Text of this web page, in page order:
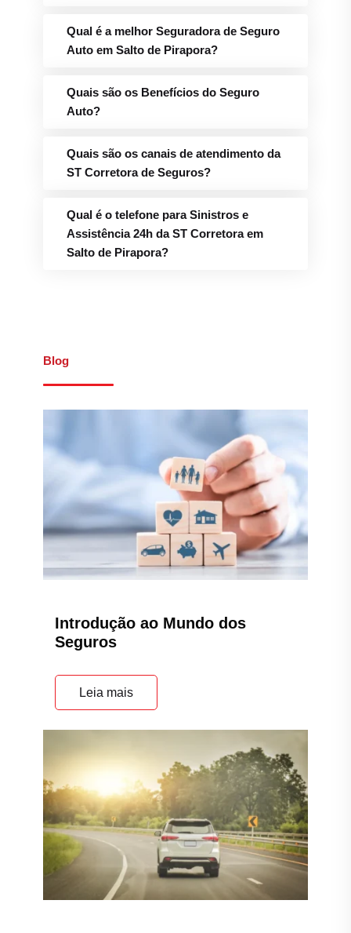
Qual é a melhor Seguradora de Seguro
Auto em Salto de Pirapora?
Quais são os Benefícios do Seguro
Auto?
Quais são os canais de atendimento da
ST Corretora de Seguros?
Qual é o telefone para Sinistros e
Assistência 24h da ST Corretora em
Salto de Pirapora?
Blog
Introdução ao Mundo dos
Seguros
Leia mais